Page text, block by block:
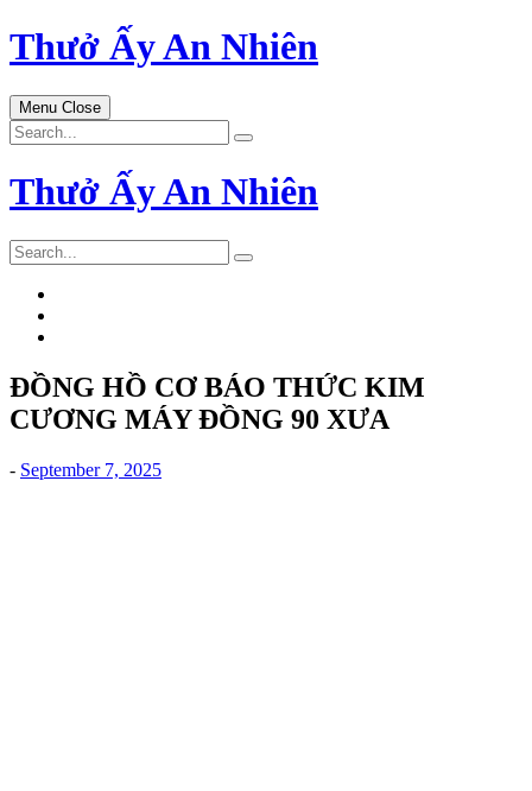
Skip
to
Thưở Ấy An Nhiên
Menu Close
Search
for:
Thưở Ấy An Nhiên
Search
for:
ĐỒNG HỒ CƠ BÁO THỨC KIM
CƯƠNG MÁY ĐỒNG 90 XƯA
- September 7, 2025